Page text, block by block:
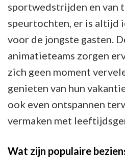
sportwedstrijden en van
speurtochten, er is altijd
voor de jongste gasten.
animatieteams zorgen
zich geen moment
genieten van hun
ook even ontspannen
vermaken met
Wat zijn populaire